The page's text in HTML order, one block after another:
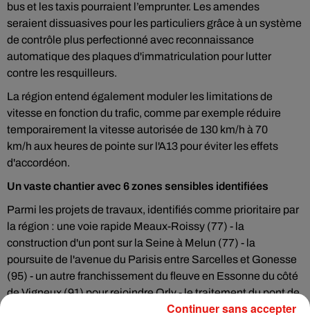
bus et les taxis pourraient l’emprunter. Les amendes
seraient dissuasives pour les particuliers grâce à un système
de contrôle plus perfectionné avec reconnaissance
automatique des plaques d'immatriculation pour lutter
contre les resquilleurs.
La région entend également moduler les limitations de
vitesse en fonction du trafic, comme par exemple réduire
temporairement la vitesse autorisée de 130 km/h à 70
km/h aux heures de pointe sur l'A13 pour éviter les effets
d'accordéon.
Un vaste chantier avec 6 zones sensibles identifiées
Parmi les projets de travaux, identifiés comme prioritaire par
la région : une voie rapide Meaux-Roissy (77) - la
construction d'un pont sur la Seine à Melun (77) - la
poursuite de l'avenue du Parisis entre Sarcelles et Gonesse
(95) - un autre franchissement du fleuve en Essonne du côté
de Vigneux (91) pour rejoindre Orly - le traitement du pont de
Villeneuve-Saint-Georges (94) - le doublement de la RD30
Continuer sans accepter